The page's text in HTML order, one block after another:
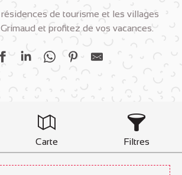
de tourisme et les villages
et profitez de vos vacances.
Carte Filtres